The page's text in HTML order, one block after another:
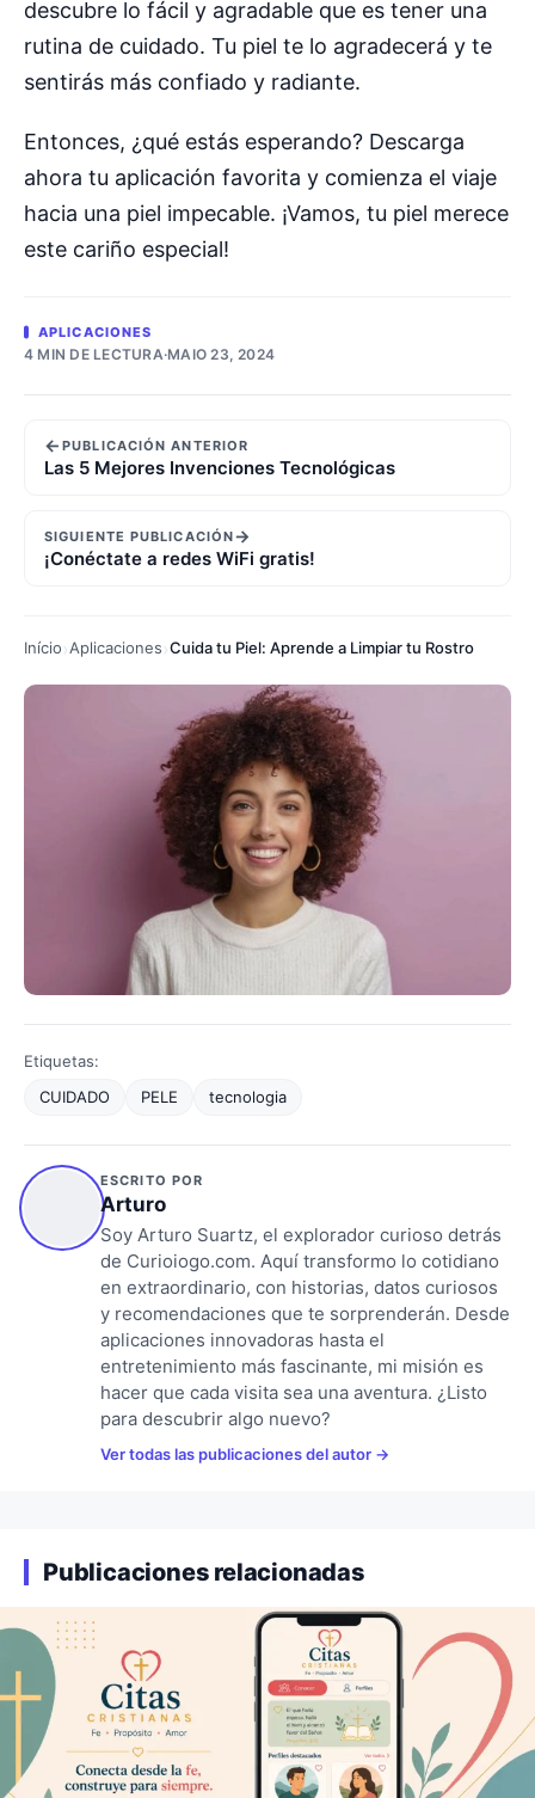
descubre lo fácil y agradable que es tener una
rutina de cuidado. Tu piel te lo agradecerá y te
sentirás más confiado y radiante.
Entonces, ¿qué estás esperando? Descarga
ahora tu aplicación favorita y comienza el viaje
hacia una piel impecable. ¡Vamos, tu piel merece
este cariño especial!
APLICACIONES
4 MIN DE LECTURA·MAIO 23, 2024
←PUBLICACIÓN ANTERIOR
Las 5 Mejores Invenciones Tecnológicas
SIGUIENTE PUBLICACIÓN→
¡Conéctate a redes WiFi gratis!
Início Aplicaciones Cuida tu Piel: Aprende a Limpiar tu Rostro
Etiquetas:
CUIDADO
PELE tecnologia
ESCRITO POR
Arturo
Soy Arturo Suartz, el explorador curioso detrás
de Curioiogo.com. Aquí transformo lo cotidiano
en extraordinario, con historias, datos curiosos
y recomendaciones que te sorprenderán. Desde
aplicaciones innovadoras hasta el
entretenimiento más fascinante, mi misión es
hacer que cada visita sea una aventura. ¿Listo
para descubrir algo nuevo?
Ver todas las publicaciones del autor
Publicaciones relacionadas